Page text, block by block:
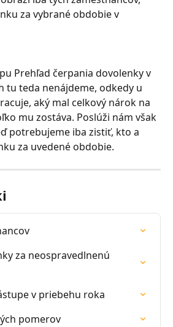
za vybrané obdobie v
Prehľad čerpania dovolenky v
tu teda nenájdeme, odkedy u
aký mal celkový nárok na
mu zostáva. Poslúži nám však
potrebujeme iba zistiť, kto a
za uvedené obdobie.
za neospravedlnenú
v priebehu roka
pomerov